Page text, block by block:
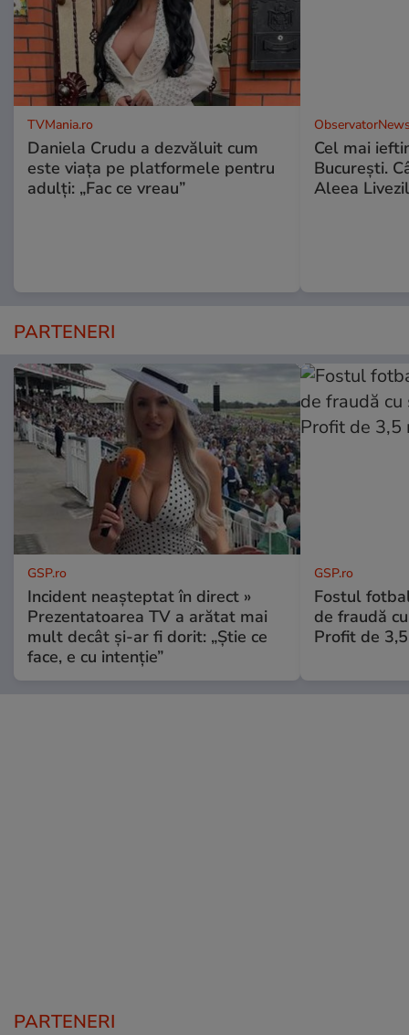
TVMania.ro
Daniela Crudu a dezvăluit cum
este viața pe platformele pentru
adulți: „Fac ce vreau”
Cel mai
Bucureşti.
Aleea
PARTENERI
GSP.ro
Incident neașteptat în direct »
Prezentatoarea TV a arătat mai
mult decât și-ar fi dorit: „Știe ce
face, e cu intenție”
GSP.ro
Fostul
de fraudă
Profit de
PARTENERI